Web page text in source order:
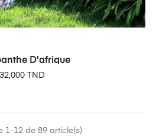
D'afrique
Prix
32,000 TND
1-12 de 89 article(s)